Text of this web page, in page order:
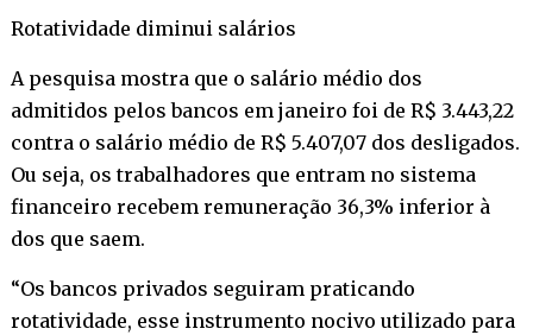
Rotatividade diminui salários
A pesquisa mostra que o salário médio dos
admitidos pelos bancos em janeiro foi de R$ 3.443,22
contra o salário médio de R$ 5.407,07 dos desligados.
Ou seja, os trabalhadores que entram no sistema
financeiro recebem remuneração 36,3% inferior à
dos que saem.
“Os bancos privados seguiram praticando
rotatividade, esse instrumento nocivo utilizado para